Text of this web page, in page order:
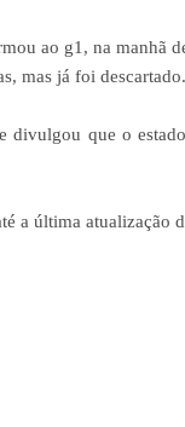
ao g1, na manhã
mas já foi descartado.
que o
a última atualização